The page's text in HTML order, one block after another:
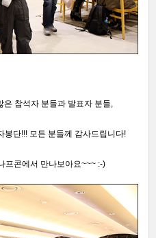
참석자 분들과 발표자 분들,
봉단!!! 모든 분들께 감사드립니다!
프콘에서 만나보아요~~~ :-)